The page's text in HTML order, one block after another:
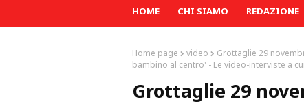
HOME CHI SIAMO REDAZIONE
Home page video
Grottaglie 29
bambino al centro' - Le video-interviste a
Grottaglie 29